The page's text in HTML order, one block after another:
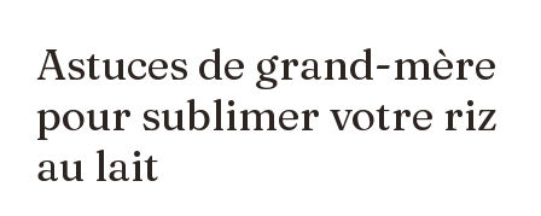
Astuces de grand-mère
pour sublimer votre riz
au lait